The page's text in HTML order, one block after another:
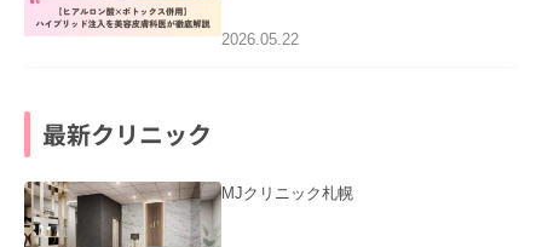
た。
2026.05.22
最新クリニック
MJクリニック札幌